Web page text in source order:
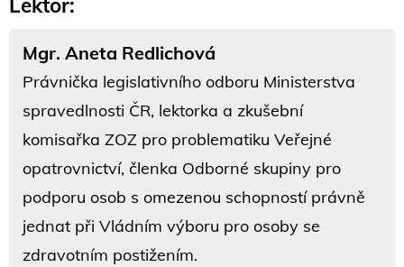
Mgr. Aneta Redlichová
Právnička legislativního odboru Ministerstva
spravedlnosti ČR, lektorka a zkušební
komisařka ZOZ pro problematiku Veřejné
opatrovnictví, členka Odborné skupiny pro
podporu osob s omezenou schopností právně
jednat při Vládním výboru pro osoby se
zdravotním postižením.